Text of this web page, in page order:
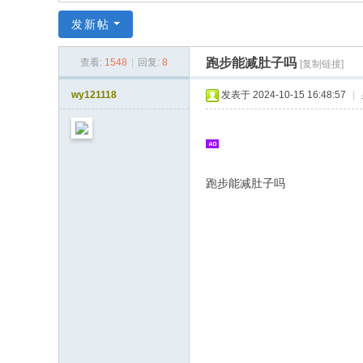
同
|
同
社
发新帖
查看: 1548 回复: 8 跑步能减肚子吗 [复制链接]
wy121118 发表于 2024-10-15 16:48:57
跑步能减肚子吗